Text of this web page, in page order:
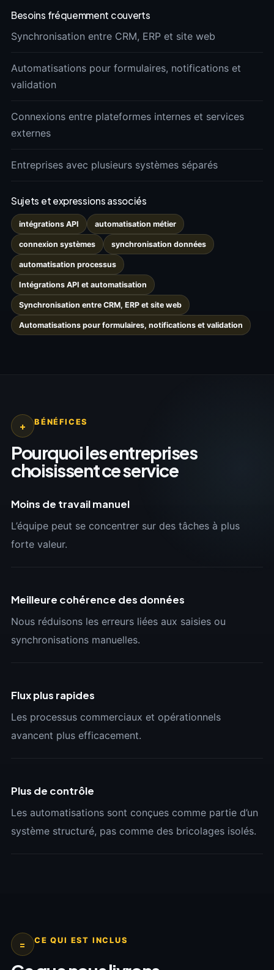
Besoins fréquemment couverts
Synchronisation entre CRM, ERP et site web
Automatisations pour formulaires, notifications et
validation
Connexions entre plateformes internes et services
externes
Entreprises avec plusieurs systèmes séparés
Sujets et expressions associés
intégrations API automatisation métier
connexion systèmes synchronisation données
automatisation processus
Intégrations API et automatisation
Synchronisation entre CRM, ERP et site web
Automatisations pour formulaires, notifications et validation
+ BÉNÉFICES
Pourquoi les entreprises
choisissent ce service
Moins de travail manuel
L’équipe peut se concentrer sur des tâches à plus
forte valeur.
Meilleure cohérence des données
Nous réduisons les erreurs liées aux saisies ou
synchronisations manuelles.
Flux plus rapides
Les processus commerciaux et opérationnels
avancent plus efficacement.
Plus de contrôle
Les automatisations sont conçues comme partie d’un
système structuré, pas comme des bricolages isolés.
= CE QUI EST INCLUS